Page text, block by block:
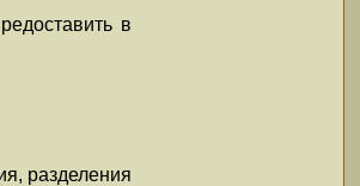
в
разделения